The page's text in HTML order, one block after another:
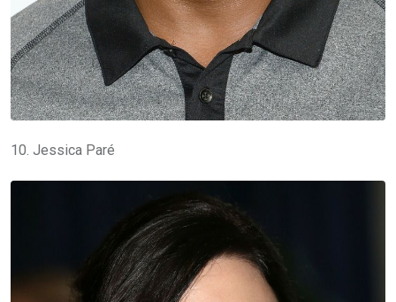
10. Jessica Paré